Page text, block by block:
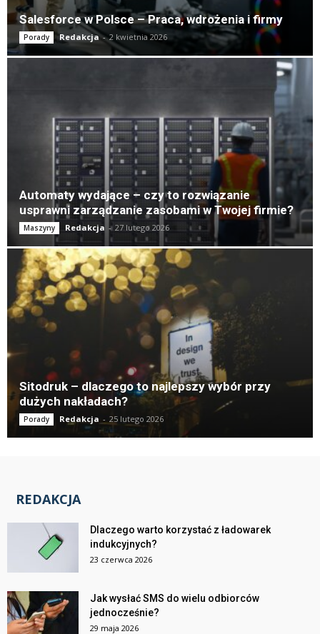
Salesforce w Polsce – Praca, wdrożenia i firmy
Porady Redakcja - 2 kwietnia 2026
Automaty wydające – czy to rozwiązanie
usprawni zarządzanie zasobami w Twojej firmie?
Maszyny Redakcja - 27 lutego 2026
Sitodruk – dlaczego to najlepszy wybór przy
dużych nakładach?
Porady Redakcja - 25 lutego 2026
REDAKCJA
Dlaczego warto korzystać z ładowarek
indukcyjnych?
23 czerwca 2026
Jak wysłać SMS do wielu odbiorców
jednocześnie?
29 maja 2026